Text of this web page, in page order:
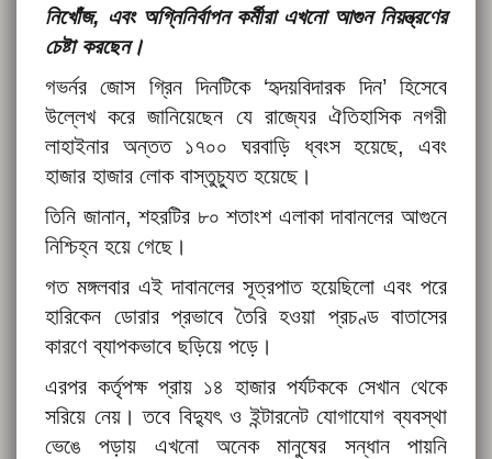
নিখোঁজ, এবং অগ্নিনির্বাপন কর্মীরা এখনো আগুন নিয়ন্ত্রণের
চেষ্টা করছেন।
গভর্নর জোস গ্রিন দিনটিকে ‘হৃদয়বিদারক দিন’ হিসেবে
উল্লেখ করে জানিয়েছেন যে রাজ্যের ঐতিহাসিক নগরী
লাহাইনার অন্তত ১৭০০ ঘরবাড়ি ধ্বংস হয়েছে, এবং
হাজার হাজার লোক বাস্তুচ্যুত হয়েছে।
তিনি জানান, শহরটির ৮০ শতাংশ এলাকা দাবানলের আগুনে
নিশ্চিহ্ন হয়ে গেছে।
গত মঙ্গলবার এই দাবানলের সূত্রপাত হয়েছিলো এবং পরে
হারিকেন ডোরার প্রভাবে তৈরি হওয়া প্রচণ্ড বাতাসের
কারণে ব্যাপকভাবে ছড়িয়ে পড়ে।
এরপর কর্তৃপক্ষ প্রায় ১৪ হাজার পর্যটককে সেখান থেকে
সরিয়ে নেয়। তবে বিদ্যুৎ ও ইন্টারনেট যোগাযোগ ব্যবস্থা
ভেঙে পড়ায় এখনো অনেক মানুষের সন্ধান পায়নি